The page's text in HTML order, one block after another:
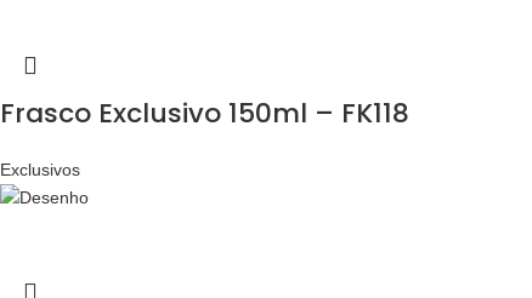
Frasco Exclusivo 150ml – FK118
Exclusivos